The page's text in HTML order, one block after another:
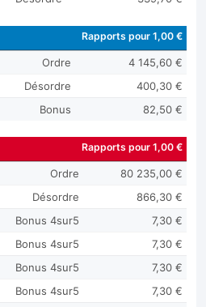
Rapports pour 1,00 €
Ordre
4 145,60 €
Désordre
400,30 €
Bonus 82,50 €
Rapports pour 1,00 €
Ordre
80 235,00 €
Désordre
866,30 €
Bonus 4sur5
7,30 €
Bonus 4sur5
7,30 €
Bonus 4sur5
7,30 €
Bonus 4sur5
7,30 €